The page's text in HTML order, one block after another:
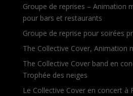
Groupe de reprises – Animation
pour bars et restaurants
Groupe de reprise pour soirées
The Collective Cover, Animation
The Collective Cover band en
Trophée des neiges
Le Collective Cover en concert à